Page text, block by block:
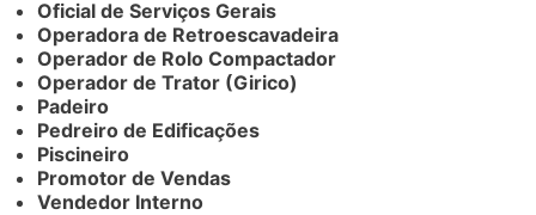
Oficial de Serviços Gerais
Operadora de Retroescavadeira
Operador de Rolo Compactador
Operador de Trator (Girico)
Padeiro
Pedreiro de Edificações
Piscineiro
Promotor de Vendas
Vendedor Interno